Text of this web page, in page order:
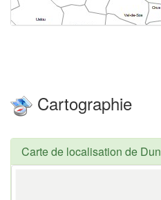
Cartographie
Carte de localisation de Dun